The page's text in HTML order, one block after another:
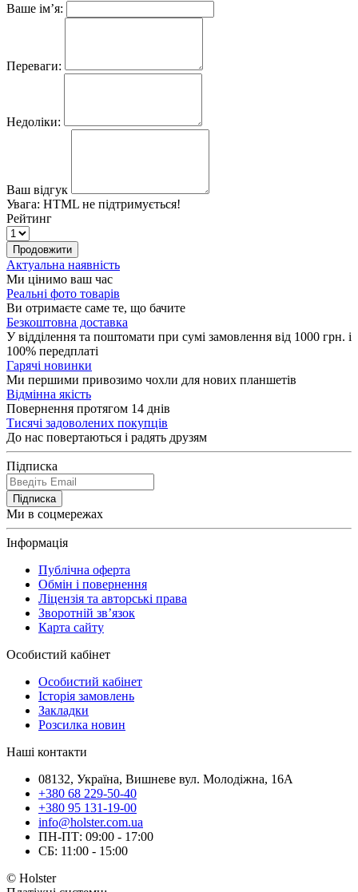
Ваше ім’я:
Переваги:
Недоліки:
Ваш відгук
Увага: HTML не підтримується!
Рейтинг
Продовжити
Актуальна наявність
Ми цінимо ваш час
Реальні фото товарів
Ви отримаєте саме те, що бачите
Безкоштовна доставка
У відділення та поштомати при сумі замовлення від 1000 грн. і
100% передплаті
Гарячі новинки
Ми першими привозимо чохли для нових планшетів
Відмінна якість
Повернення протягом 14 днів
Тисячі задоволених покупців
До нас повертаються і радять друзям
Підписка
Підписка
Ми в соцмережах
Інформація
Публічна оферта
Обмін і повернення
Ліцензія та авторські права
Зворотній зв’язок
Карта сайту
Особистий кабінет
Особистий кабінет
Історія замовлень
Закладки
Розсилка новин
Наші контакти
08132, Україна, Вишневе вул. Молодіжна, 16А
+380 68 229-50-40
+380 95 131-19-00
info@holster.com.ua
ПН-ПТ: 09:00 - 17:00
СБ: 11:00 - 15:00
© Holster